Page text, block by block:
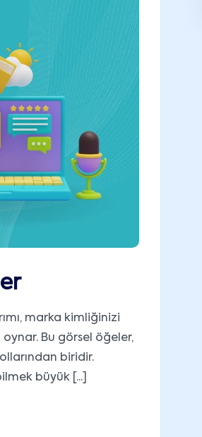
marka kimliğinizi
Bu görsel öğeler,
biridir.
büyük [...]